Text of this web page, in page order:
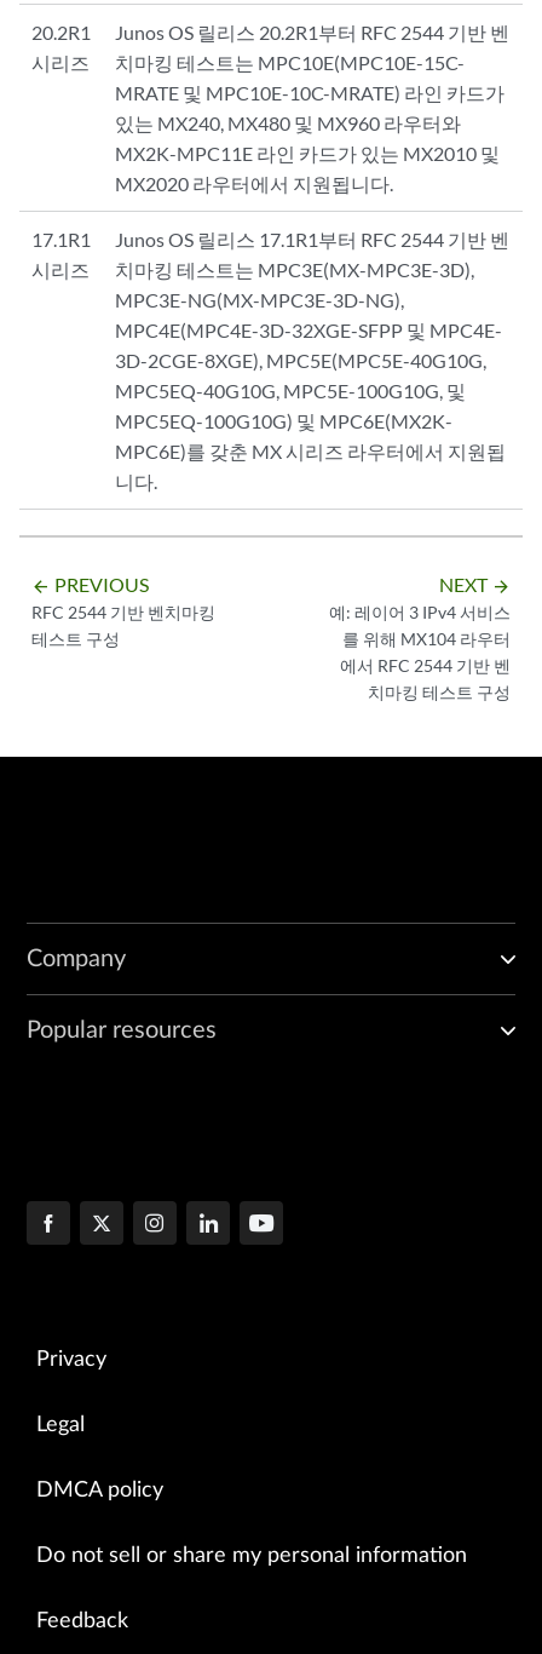
20.2R1
시리즈
Junos OS 릴리스 20.2R1부터 RFC 2544 기반 벤
치마킹 테스트는 MPC10E(MPC10E-15C-
MRATE 및 MPC10E-10C-MRATE) 라인 카드가
있는 MX240, MX480 및 MX960 라우터와
MX2K-MPC11E 라인 카드가 있는 MX2010 및
MX2020 라우터에서 지원됩니다.
17.1R1
시리즈
Junos OS 릴리스 17.1R1부터 RFC 2544 기반 벤
치마킹 테스트는 MPC3E(MX-MPC3E-3D),
MPC3E-NG(MX-MPC3E-3D-NG),
MPC4E(MPC4E-3D-32XGE-SFPP 및 MPC4E-
3D-2CGE-8XGE), MPC5E(MPC5E-40G10G,
MPC5EQ-40G10G, MPC5E-100G10G, 및
MPC5EQ-100G10G) 및 MPC6E(MX2K-
MPC6E)를 갖춘 MX 시리즈 라우터에서 지원됩
니다.
arrow_backward PREVIOUS
RFC 2544 기반 벤치마킹
테스트 구성
NEXT arrow_forward
예: 레이어 3 IPv4 서비스
를 위해 MX104 라우터
에서 RFC 2544 기반 벤
치마킹 테스트 구성
Company
Popular resources
Privacy
Legal
DMCA policy
Do not sell or share my personal information
Feedback